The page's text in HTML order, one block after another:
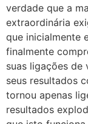
verdade que a
extraordinária
que inicialmente
finalmente
suas ligações de
seus resultados
tornou apenas
resultados